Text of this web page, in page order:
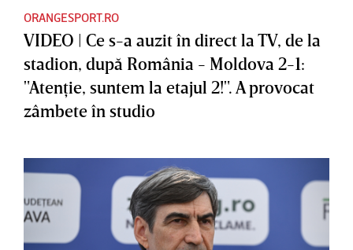
ORANGESPORT.RO
VIDEO | Ce s-a auzit în direct la TV, de la
stadion, după România - Moldova 2-1:
"Atenţie, suntem la etajul 2!". A provocat
zâmbete în studio